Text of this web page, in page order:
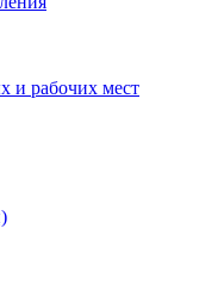
и рабочих мест